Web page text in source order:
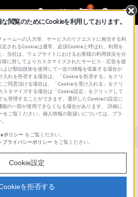
0
お問い合わせ
最終更新日 : 2025/03/11
ドディスクを最適化
法
対象製品カテゴリー・製品
(デフラグ)する方法について。
閲覧のためにCookieを利用しております。
ームへの入力等、サービスのリクエストに相当する利
されるCookieは通常、必須Cookieと呼ばれ、利用を
当社は、ウェブサイトにおけるお客様の利用状況を分
に対してよりカスタマイズされたサービス・広告を提
び類似技術を使用して一定の情報を収集する場合が
れを拒否する場合は、「Cookieを拒否する」をクリ
ご同意頂ける場合は、「Cookieを受け入れる」をクリ
スタマイズする場合は「Cookie設定」をクリックして
も管理することができます。選択したCookieの設定に
の一部が使用できなくなる場合があります。 詳細に
ご覧ください。個人情報の取扱いについては、プラ
ポリシー をご覧ください。
プライバシーポリシー をご覧ください。
Cookie設定
を拒否する